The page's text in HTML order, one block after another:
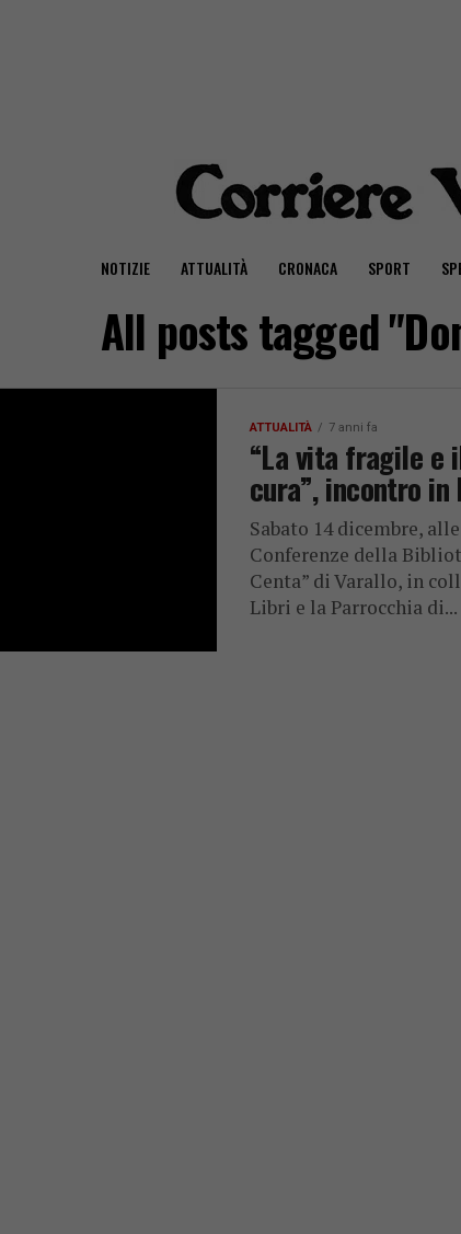
NOTIZIE ATTUALITÀ CRONACA SPORT
All posts tagged
ATTUALITÀ 7 anni fa
“La vita fragile e
cura”, incontro
Sabato 14 dicembre,
Conferenze della
Centa” di Varallo, in
Libri e la Parrocchia di...